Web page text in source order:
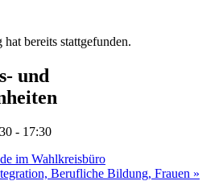
hat bereits stattgefunden.
und
- 17:30
im Wahlkreisbüro
Berufliche Bildung, Frauen »